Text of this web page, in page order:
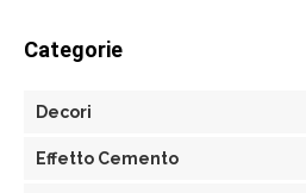
Categorie
Decori
Effetto Cemento